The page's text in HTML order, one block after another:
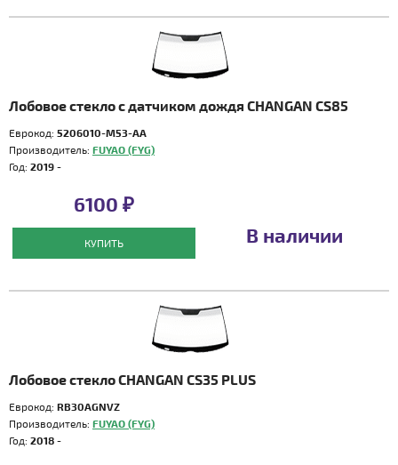
Лобовое стекло с датчиком дождя CHANGAN CS85
Еврокод: 5206010-M53-AA
Производитель: FUYAO (FYG)
Год: 2019 -
6100 ₽
КУПИТЬ В наличии
Лобовое стекло CHANGAN CS35 PLUS
Еврокод: RB30AGNVZ
Производитель: FUYAO (FYG)
Год: 2018 -